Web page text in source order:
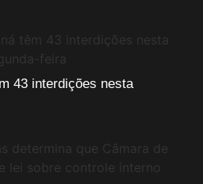
43 interdições nesta